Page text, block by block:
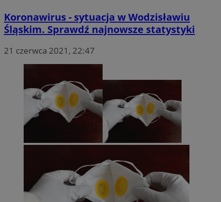
Koronawirus - sytuacja w Wodzisławiu
Śląskim. Sprawdź najnowsze statystyki
21 czerwca 2021, 22:47